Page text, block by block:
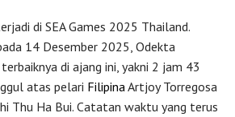
di SEA Games 2025 Thailand.
14 Desember 2025, Odekta
di ajang ini, yakni 2 jam 43
atas pelari Filipina Artjoy Torregosa
Thu Ha Bui. Catatan waktu yang terus